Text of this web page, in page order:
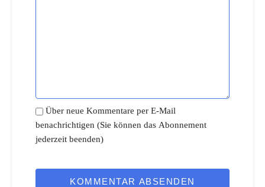
Über neue Kommentare per E-Mail
benachrichtigen (Sie können das Abonnement
jederzeit beenden)
KOMMENTAR ABSENDEN